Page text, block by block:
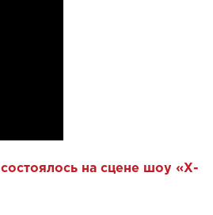
состоялось на сцене шоу «Х-